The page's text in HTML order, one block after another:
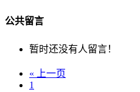
公共留言
暂时还没有人留言！
« 上一页
1